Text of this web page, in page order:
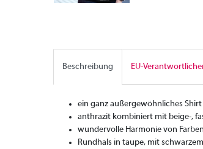
Beschreibung EU-
ein ganz außergewöhnliches
anthrazit kombiniert mit beige-,
wundervolle Harmonie von
Rundhals in taupe, mit